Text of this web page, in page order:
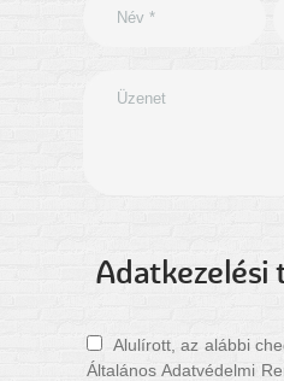
Adatkezelési
Alulírott, az alábbi
Általános Adatvédelmi